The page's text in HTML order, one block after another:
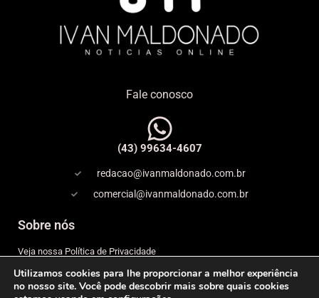
Fale conosco
(43) 99634-4607
redacao@ivanmaldonado.com.br
comercial@ivanmaldonado.com.br
Sobre nós
Veja nossa Política de Privacidade
Copyright
Utilizamos cookies para lhe proporcionar a melhor experiência
no nosso site. Você pode descobrir mais sobre quais cookies